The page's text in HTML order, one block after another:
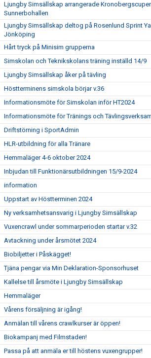
Ljungby Simsällskap arrangerade
Sunnerbohallen
Ljungby Simsällskap deltog på Rosenlund Sprint
Jönköping
Hårt tryck på Minisim grupperna
Simskolan och Teknikskolans träning inställd 14/9
Ljungby Simsällskap åker på tävling
Höstterminens simskola börjar v.36
Informationsmöte för Simskolan inför HT2024
Informationsmöte för Tränings och
Driftstörning i SportAdmin
HLR-utbildning för alla Tränare
Hemmaläger 4-6 oktober 2024
Inbjudan till Funktionärsutbildningen 15/9-2024
information
Uppstart av Höstterminen 2024
Ny verksamhetsansvarig i Ljungby Simsällskap
Vuxencrawl under sommarperioden startar v.32
Avtackning under årsmötet 2024
Biobiljetter i Påskägget!
Tjäna pengar via Min Deklaration-Sponsorhuset
Kallelse till årsmöte i Ljungby Simsällskap
Hemmaläger
Vårens försäljning är igång!
Anmälan till vårens crawlkurser är öppen!
Biokampanj med Filmstaden!
Passa på att anmäla er till höstens vuxengrupper!